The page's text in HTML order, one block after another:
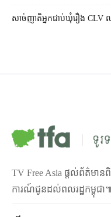
សាច់ញាតិអ្នកជាប់ឃុំរឿង CLV
TV Free Asia ផ្ដល់ព័ត៌មានពិ
ការណ៍ជូនដល់ពលរដ្ឋកម្ពុជា៕